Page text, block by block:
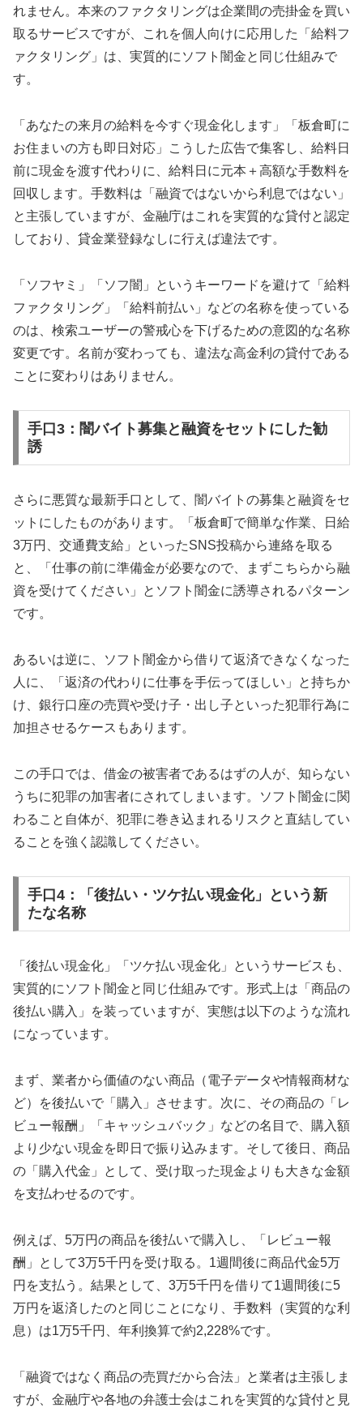
れません。本来のファクタリングは企業間の売掛金を買い
取るサービスですが、これを個人向けに応用した「給料フ
ァクタリング」は、実質的にソフト闇金と同じ仕組みで
す。
「あなたの来月の給料を今すぐ現金化します」「板倉町に
お住まいの方も即日対応」こうした広告で集客し、給料日
前に現金を渡す代わりに、給料日に元本＋高額な手数料を
回収します。手数料は「融資ではないから利息ではない」
と主張していますが、金融庁はこれを実質的な貸付と認定
しており、貸金業登録なしに行えば違法です。
「ソフヤミ」「ソフ闇」というキーワードを避けて「給料
ファクタリング」「給料前払い」などの名称を使っている
のは、検索ユーザーの警戒心を下げるための意図的な名称
変更です。名前が変わっても、違法な高金利の貸付である
ことに変わりはありません。
手口3：闇バイト募集と融資をセットにした勧
誘
さらに悪質な最新手口として、闇バイトの募集と融資をセ
ットにしたものがあります。「板倉町で簡単な作業、日給
3万円、交通費支給」といったSNS投稿から連絡を取る
と、「仕事の前に準備金が必要なので、まずこちらから融
資を受けてください」とソフト闇金に誘導されるパターン
です。
あるいは逆に、ソフト闇金から借りて返済できなくなった
人に、「返済の代わりに仕事を手伝ってほしい」と持ちか
け、銀行口座の売買や受け子・出し子といった犯罪行為に
加担させるケースもあります。
この手口では、借金の被害者であるはずの人が、知らない
うちに犯罪の加害者にされてしまいます。ソフト闇金に関
わること自体が、犯罪に巻き込まれるリスクと直結してい
ることを強く認識してください。
手口4：「後払い・ツケ払い現金化」という新
たな名称
「後払い現金化」「ツケ払い現金化」というサービスも、
実質的にソフト闇金と同じ仕組みです。形式上は「商品の
後払い購入」を装っていますが、実態は以下のような流れ
になっています。
まず、業者から価値のない商品（電子データや情報商材な
ど）を後払いで「購入」させます。次に、その商品の「レ
ビュー報酬」「キャッシュバック」などの名目で、購入額
より少ない現金を即日で振り込みます。そして後日、商品
の「購入代金」として、受け取った現金よりも大きな金額
を支払わせるのです。
例えば、5万円の商品を後払いで購入し、「レビュー報
酬」として3万5千円を受け取る。1週間後に商品代金5万
円を支払う。結果として、3万5千円を借りて1週間後に5
万円を返済したのと同じことになり、手数料（実質的な利
息）は1万5千円、年利換算で約2,228%です。
「融資ではなく商品の売買だから合法」と業者は主張しま
すが、金融庁や各地の弁護士会はこれを実質的な貸付と見